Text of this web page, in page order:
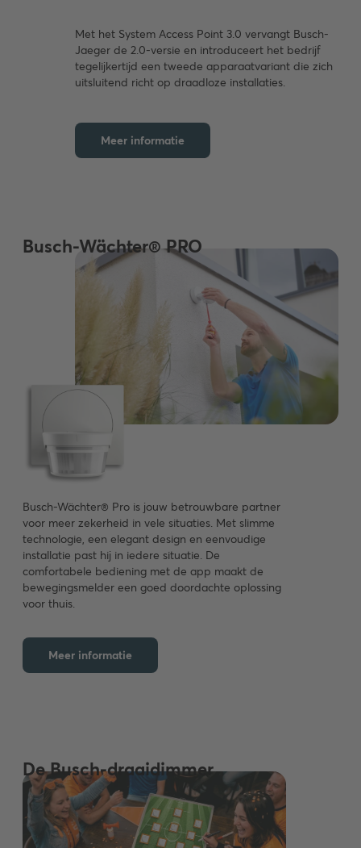
Met het System Access Point 3.0 vervangt Busch-
Jaeger de 2.0-versie en introduceert het bedrijf
tegelijkertijd een tweede apparaatvariant die zich
uitsluitend richt op draadloze installaties.
Meer informatie
Busch-Wächter® PRO
Busch-Wächter® Pro is jouw betrouwbare partner
voor meer zekerheid in vele situaties. Met slimme
technologie, een elegant design en eenvoudige
installatie past hij in iedere situatie. De
comfortabele bediening met de app maakt de
bewegingsmelder een goed doordachte oplossing
voor thuis.
Meer informatie
De Busch-draaidimmer